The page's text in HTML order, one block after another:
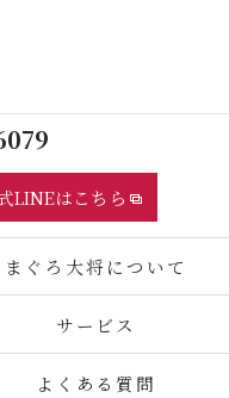
LINEはこちら
まぐろ大将について
サービス
よくある質問